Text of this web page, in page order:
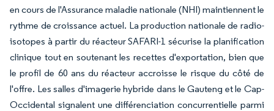
en cours de l'Assurance maladie nationale (NHI) maintiennent le
rythme de croissance actuel. La production nationale de radio-
isotopes à partir du réacteur SAFARI-1 sécurise la planification
clinique tout en soutenant les recettes d'exportation, bien que
le profil de 60 ans du réacteur accroisse le risque du côté de
l'offre. Les salles d'imagerie hybride dans le Gauteng et le Cap-
Occidental signalent une différenciation concurrentielle parmi